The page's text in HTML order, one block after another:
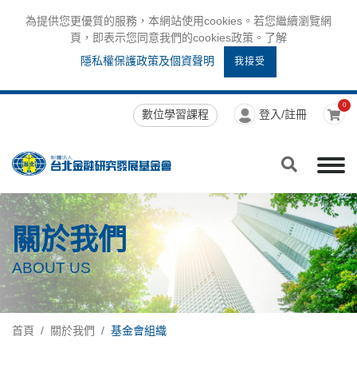
為提供您更優質的服務，本網站使用cookies。若您繼續瀏覽網
頁，即表示您同意我們的cookies政策。了解
隱私權保護政策及個資聲明
我接受
數位學習課程 登入/註冊
0
關於我們
ABOUT US
首頁 關於我們 基金會組織